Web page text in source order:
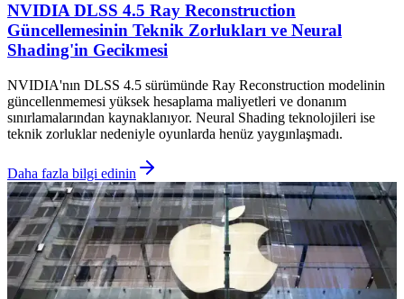
NVIDIA DLSS 4.5 Ray Reconstruction
Güncellemesinin Teknik Zorlukları ve Neural
Shading'in Gecikmesi
NVIDIA'nın DLSS 4.5 sürümünde Ray Reconstruction modelinin
güncellenmemesi yüksek hesaplama maliyetleri ve donanım
sınırlamalarından kaynaklanıyor. Neural Shading teknolojileri ise
teknik zorluklar nedeniyle oyunlarda henüz yaygınlaşmadı.
Daha fazla bilgi edinin